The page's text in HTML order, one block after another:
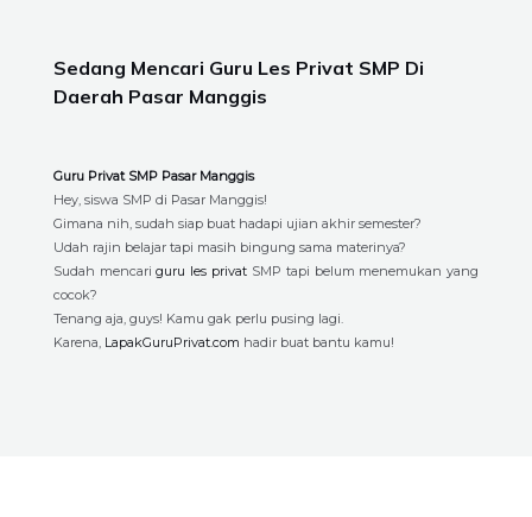
Sedang Mencari Guru Les Privat SMP Di
Daerah Pasar Manggis
Guru Privat SMP Pasar Manggis
Hey, siswa SMP di Pasar Manggis!
Gimana nih, sudah siap buat hadapi ujian akhir semester?
Udah rajin belajar tapi masih bingung sama materinya?
Sudah mencariguru les privat SMP tapi belum menemukan yang
cocok?
Tenang aja, guys! Kamu gak perlu pusing lagi.
Karena, LapakGuruPrivat.com hadir buat bantu kamu!